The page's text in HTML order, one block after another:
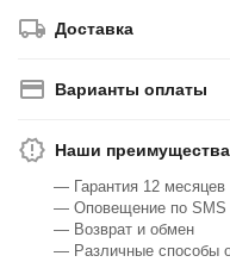
Доставка
Варианты оплаты
Наши преимущества
— Гарантия 12 месяцев
— Оповещение по SMS
— Возврат и обмен
— Различные способы